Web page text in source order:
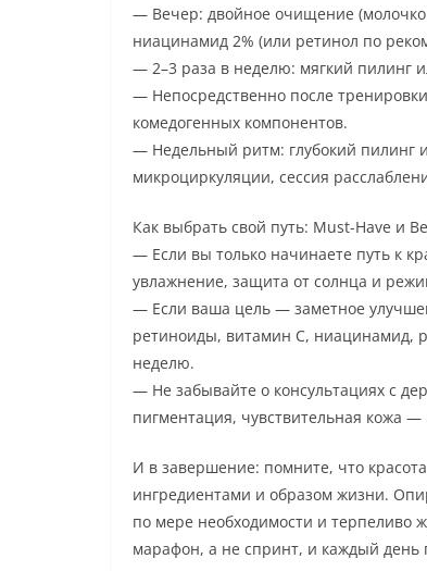
— Вечер: двойное очищение
ниацинамид 2% (или ретинол по
— 2–3 раза в неделю: мягкий пилинг
— Непосредственно после
комедогенных компонентов.
— Недельный ритм: глубокий пилинг
микроциркуляции, сессия
Как выбрать свой путь: Must-Have и
— Если вы только начинаете путь к
увлажнение, защита от солнца и
— Если ваша цель — заметное
ретиноиды, витамин C,
неделю.
— Не забывайте о консультациях с
пигментация, чувствительная кожа
И в завершение: помните, что
ингредиентами и образом жизни.
по мере необходимости и терпеливо
марафон, а не спринт, и каждый